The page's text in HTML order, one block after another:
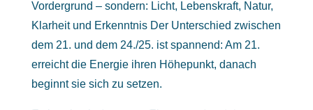
Vordergrund – sondern: Licht, Lebenskraft, Natur,
Klarheit und Erkenntnis Der Unterschied zwischen
dem 21. und dem 24./25. ist spannend: Am 21.
erreicht die Energie ihren Höhepunkt, danach
beginnt sie sich zu setzen.